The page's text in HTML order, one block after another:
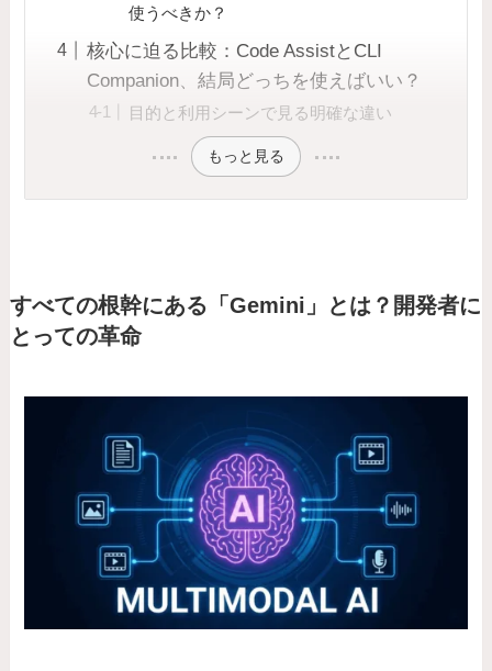
使うべきか？
核心に迫る比較：Code AssistとCLI
Companion、結局どっちを使えばいい？
目的と利用シーンで見る明確な違い
もっと見る
すべての根幹にある「Gemini」とは？開発者に
とっての革命